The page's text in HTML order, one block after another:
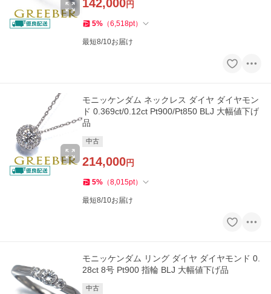
142,000円
5% （6,518pt）
最短8/10お届け
モニッケンダム ネックレス ダイヤ ダイヤモン
ド 0.369ct/0.12ct Pt900/Pt850 BLJ 大幅値下げ
品
中古
214,000円
5% （8,015pt）
最短8/10お届け
モニッケンダム リング ダイヤ ダイヤモンド 0.
28ct 8号 Pt900 指輪 BLJ 大幅値下げ品
中古